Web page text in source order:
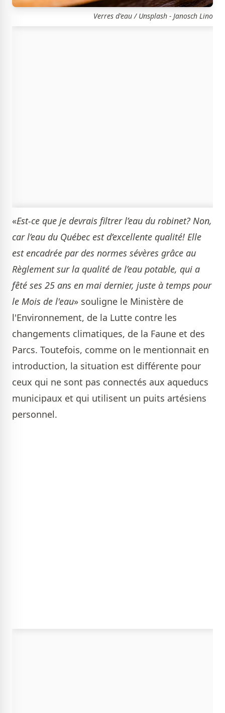
Verres d'eau / Unsplash - Janosch Lino
«Est-ce que je devrais filtrer l’eau du robinet? Non,
car l’eau du Québec est d’excellente qualité! Elle
est encadrée par des normes sévères grâce au
Règlement sur la qualité de l’eau potable, qui a
fêté ses 25 ans en mai dernier, juste à temps pour
le Mois de l'eau» souligne le Ministère de
l'Environnement, de la Lutte contre les
changements climatiques, de la Faune et des
Parcs . Toutefois, comme on le mentionnait en
introduction, la situation est différente pour
ceux qui ne sont pas connectés aux aqueducs
municipaux et qui utilisent un puits artésiens
personnel.